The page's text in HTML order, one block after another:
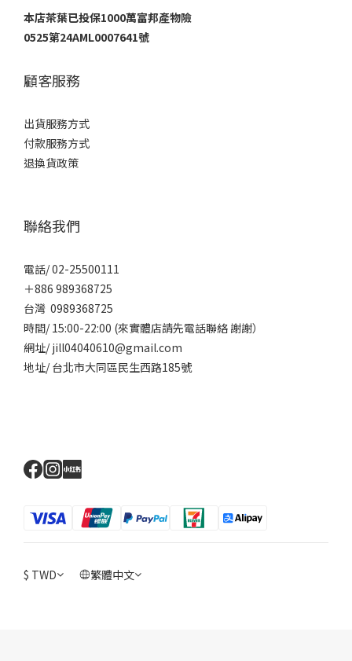
本店茶葉已投保1000萬富邦產物險
0525第24AML0007641號
顧客服務
出貨服務方式
付款服務方式
退換貨政策
聯絡我們
電話/ 02-25500111
＋886 989368725
台灣 0989368725
時間/ 15:00-22:00 (來實體店請先電話聯絡 謝謝）
網址/ jill04040610@gmail.com
地址/ 台北市大同區民生西路185號
$ TWD 繁體中文